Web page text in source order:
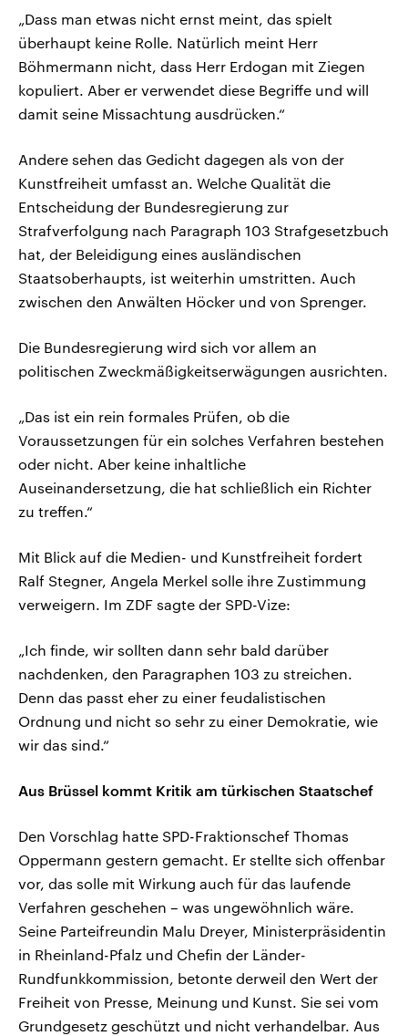
„Dass man etwas nicht ernst meint, das spielt
überhaupt keine Rolle. Natürlich meint Herr
Böhmermann nicht, dass Herr Erdogan mit Ziegen
kopuliert. Aber er verwendet diese Begriffe und will
damit seine Missachtung ausdrücken.“
Andere sehen das Gedicht dagegen als von der
Kunstfreiheit umfasst an. Welche Qualität die
Entscheidung der Bundesregierung zur
Strafverfolgung nach Paragraph 103 Strafgesetzbuch
hat, der Beleidigung eines ausländischen
Staatsoberhaupts, ist weiterhin umstritten. Auch
zwischen den Anwälten Höcker und von Sprenger.
Die Bundesregierung wird sich vor allem an
politischen Zweckmäßigkeitserwägungen ausrichten.
„Das ist ein rein formales Prüfen, ob die
Voraussetzungen für ein solches Verfahren bestehen
oder nicht. Aber keine inhaltliche
Auseinandersetzung, die hat schließlich ein Richter
zu treffen.“
Mit Blick auf die Medien- und Kunstfreiheit fordert
Ralf Stegner, Angela Merkel solle ihre Zustimmung
verweigern. Im ZDF sagte der SPD-Vize:
„Ich finde, wir sollten dann sehr bald darüber
nachdenken, den Paragraphen 103 zu streichen.
Denn das passt eher zu einer feudalistischen
Ordnung und nicht so sehr zu einer Demokratie, wie
wir das sind.“
Aus Brüssel kommt Kritik am türkischen Staatschef
Den Vorschlag hatte SPD-Fraktionschef Thomas
Oppermann gestern gemacht. Er stellte sich offenbar
vor, das solle mit Wirkung auch für das laufende
Verfahren geschehen – was ungewöhnlich wäre.
Seine Parteifreundin Malu Dreyer, Ministerpräsidentin
in Rheinland-Pfalz und Chefin der Länder-
Rundfunkkommission, betonte derweil den Wert der
Freiheit von Presse, Meinung und Kunst. Sie sei vom
Grundgesetz geschützt und nicht verhandelbar. Aus